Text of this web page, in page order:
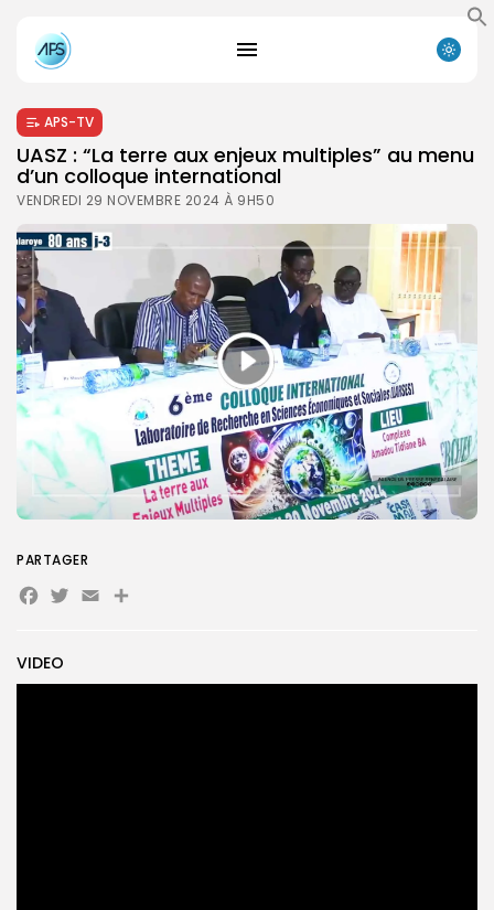
Search
APS-TV
UASZ : “La terre aux enjeux multiples” au menu
d’un colloque international
VENDREDI 29 NOVEMBRE 2024 À 9H50
VIDEO
PARTAGER
Facebook
Twitter
EmailPartager